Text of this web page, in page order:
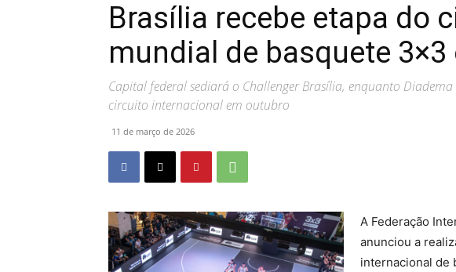
Brasília recebe etapa do
mundial de basquete
Capital federal sediará o Challenger Brasília, enquanto
circuito internacional em outubro
11 de março de 2026
A Federação
anunciou a
internacional de